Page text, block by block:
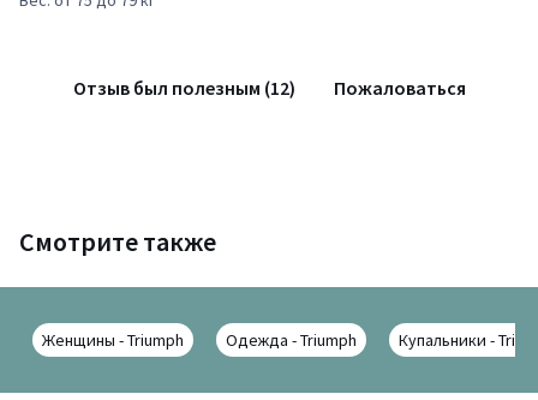
Отзыв был полезным (12) Пожаловаться
Смотрите также
Женщины - Triumph Одежда - Triumph Купальники -